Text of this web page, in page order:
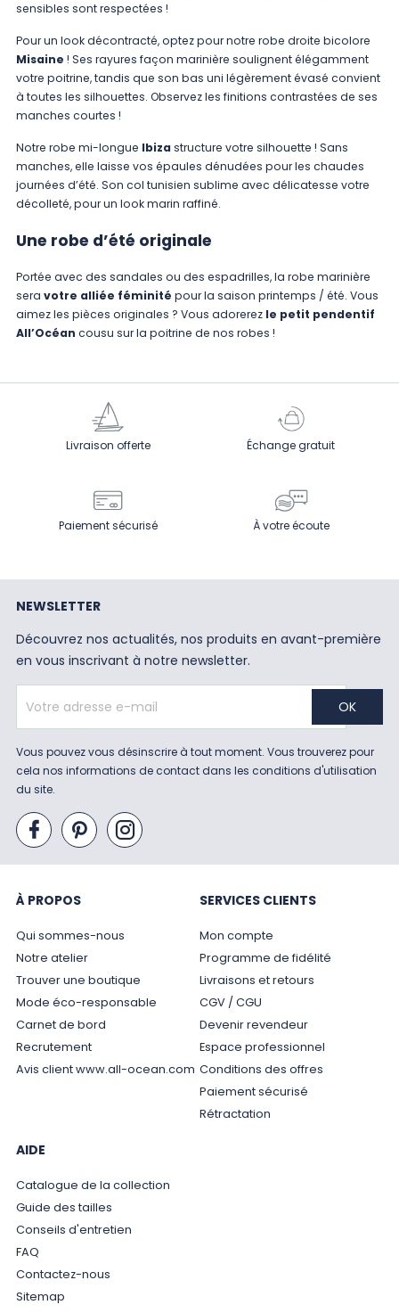
sensibles sont respectées !
Pour un look décontracté, optez pour notre robe droite bicolore
Misaine ! Ses rayures façon marinière soulignent élégamment
votre poitrine, tandis que son bas uni légèrement évasé convient
à toutes les silhouettes. Observez les finitions contrastées de ses
manches courtes !
Notre robe mi-longue Ibizastructure votre silhouette ! Sans
manches, elle laisse vos épaules dénudées pour les chaudes
journées d’été. Son col tunisien sublime avec délicatesse votre
décolleté, pour un look marin raffiné.
Une robe d’été originale
Portée avec des sandales ou des espadrilles, la robe marinière
sera votre alliée féminité pour la saison printemps / été. Vous
aimez les pièces originales ? Vous adorerezle petit pendentif
All’Océan cousu sur la poitrine de nos robes !
Livraison offerte Échange gratuit
Paiement sécurisé À votre écoute
NEWSLETTER
Découvrez nos actualités, nos produits en avant-première
en vous inscrivant à notre newsletter.
Vous pouvez vous désinscrire à tout moment. Vous trouverez pour
cela nos informations de contact dans les conditions d'utilisation
du site.
À PROPOS
Qui sommes-nous
Notre atelier
Trouver une boutique
Mode éco-responsable
Carnet de bord
Recrutement
Avis client www.all-ocean.com
SERVICES CLIENTS
Mon compte
Programme de fidélité
Livraisons et retours
CGV / CGU
Devenir revendeur
Espace professionnel
Conditions des offres
Paiement sécurisé
Rétractation
AIDE
Catalogue de la collection
Guide des tailles
Conseils d'entretien
FAQ
Contactez-nous
Sitemap